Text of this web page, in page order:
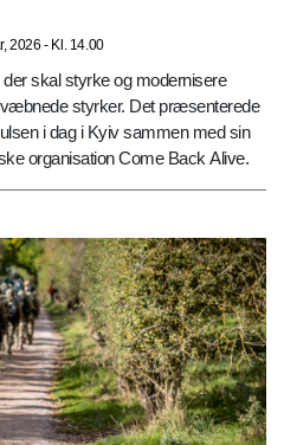
2026 - Kl. 14.00
skal styrke og modernisere
styrker. Det præsenterede
i dag i Kyiv sammen med sin
organisation Come Back Alive.